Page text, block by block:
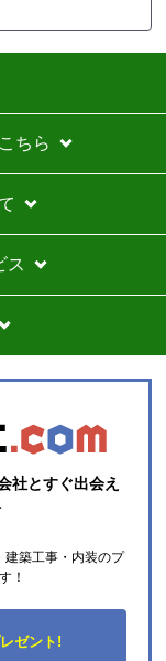
ちら
ス
社とすぐ出会え
建築工事・内装のプ
！
ゼント!